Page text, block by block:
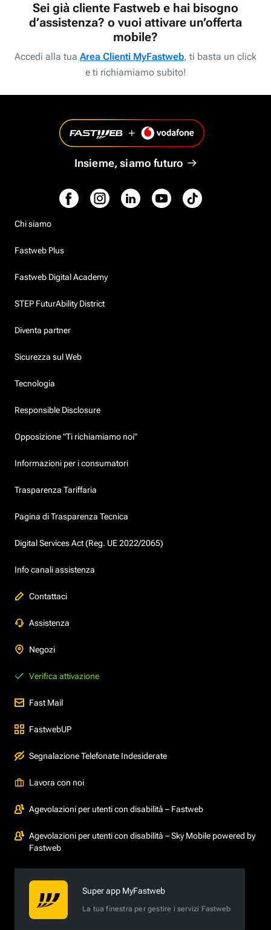
Sei già cliente Fastweb e hai bisogno
d’assistenza? o vuoi attivare un’offerta
mobile?
Accedi alla tua Area Clienti MyFastweb, ti basta un click
e ti richiamiamo subito!
Insieme, siamo futuro
Chi siamo
Fastweb Plus
Fastweb Digital Academy
STEP FuturAbility District
Diventa partner
Sicurezza sul Web
Tecnologia
Responsible Disclosure
Opposizione "Ti richiamiamo noi"
Informazioni per i consumatori
Trasparenza Tariffaria
Pagina di Trasparenza Tecnica
Digital Services Act (Reg. UE 2022/2065)
Info canali assistenza
Contattaci
Assistenza
Negozi
Verifica attivazione
Fast Mail
FastwebUP
Segnalazione Telefonate Indesiderate
Lavora con noi
Agevolazioni per utenti con disabilità – Fastweb
Agevolazioni per utenti con disabilità – Sky Mobile powered by
Fastweb
Super app MyFastweb
La tua finestra per gestire i servizi Fastweb